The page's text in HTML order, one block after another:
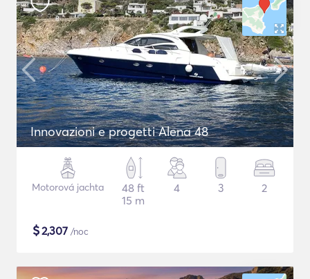
Innovazioni e progetti Alena 48
Motorová jachta
48 ft
15 m
4 3 2
$2,307 /noc